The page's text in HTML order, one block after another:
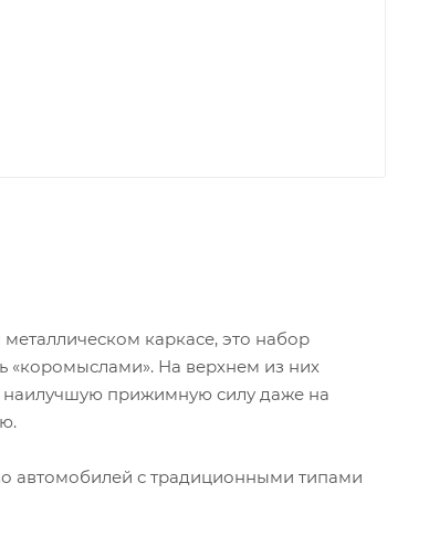
каркасе, это набор
«коромыслами». На верхнем из них
наилучшую прижимную силу даже на
автомобилей с традиционными типами